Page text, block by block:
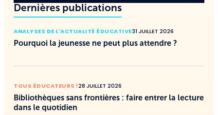
Dernières publications
ANALYSES DE L'ACTUALITÉ ÉDUCATIVE31 JUILLET 2026
Pourquoi la jeunesse ne peut plus attendre ?
TOUS ÉDUCATEURS !28 JUILLET 2026
Bibliothèques sans frontières : faire entrer la lecture
dans le quotidien